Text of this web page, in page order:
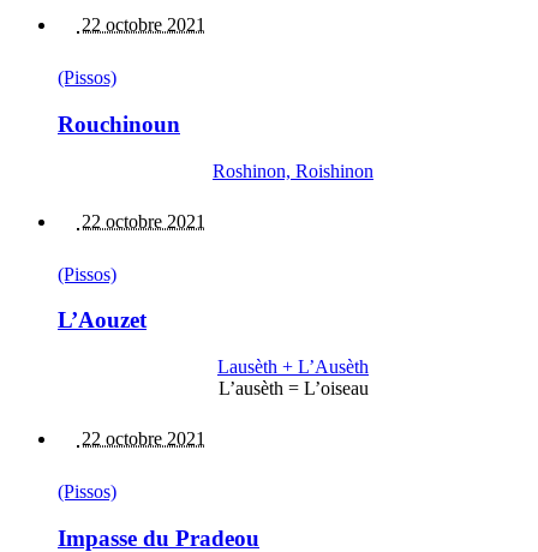
22 octobre 2021
(Pissos)
Rouchinoun
Roshinon, Roishinon
22 octobre 2021
(Pissos)
L’Aouzet
Lausèth + L’Ausèth
L’ausèth = L’oiseau
22 octobre 2021
(Pissos)
Impasse du Pradeou